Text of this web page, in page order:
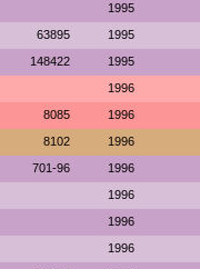
1995
63895 1995
148422 1995
1996
8085 1996
8102 1996
701-96 1996
1996
1996
1996